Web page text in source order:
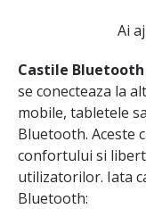
Castile Bluetooth
se conecteaza la
mobile, tabletele
Bluetooth. Aceste
confortului si
utilizatorilor. Iata
Bluetooth:
Ai